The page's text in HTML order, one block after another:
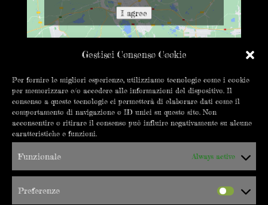
Gestisci Consenso Cookie
Per fornire le migliori esperienze, utilizziamo tecnologie come i cookie
per memorizzare e/o accedere alle informazioni del dispositivo. Il
consenso a queste tecnologie ci permetterà di elaborare dati come il
comportamento di navigazione o ID unici su questo sito. Non
acconsentire o ritirare il consenso può influire negativamente su alcune
caratteristiche e funzioni.
Funzionale Always active
Preferenze
I agree
CONTATTACI
info@errepigi.it
+39 019 8402550
C.so Vittorio Veneto 18/20R
17100 Savona